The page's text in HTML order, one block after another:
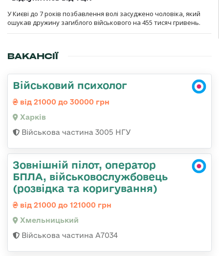
У Києві до 7 років позбавлення волі засуджено чоловіка, який
ошукав дружину загиблого військового на 455 тисяч гривень.
ВАКАНСІЇ
Військовий психолог
від 21000 до 30000 грн
Харків
Військова частина 3005 НГУ
Зовнішній пілот, оператор
БПЛА, військовослужбовець
(розвідка та коригування)
від 21000 до 121000 грн
Хмельницький
Військова частина А7034